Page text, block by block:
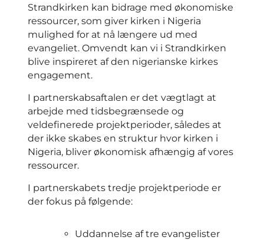
Strandkirken kan bidrage med økonomiske
ressourcer, som giver kirken i Nigeria
mulighed for at nå længere ud med
evangeliet. Omvendt kan vi i Strandkirken
blive inspireret af den nigerianske kirkes
engagement.
I partnerskabsaftalen er det vægtlagt at
arbejde med tidsbegrænsede og
veldefinerede projektperioder, således at
der ikke skabes en struktur hvor kirken i
Nigeria, bliver økonomisk afhængig af vores
ressourcer.
I partnerskabets tredje projektperiode er
der fokus på følgende:
Uddannelse af tre evangelister